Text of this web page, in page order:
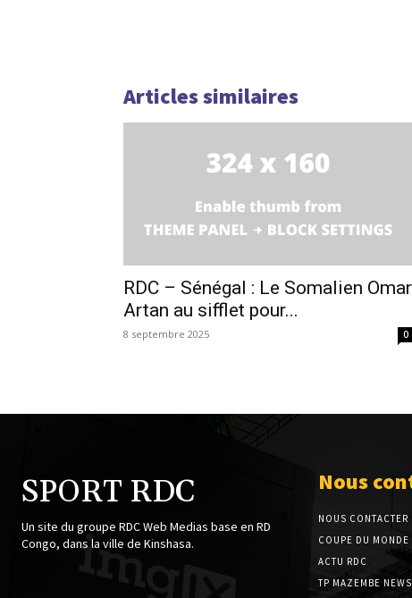
Articles similaires
RDC – Sénégal : Le Somalien Omar
Artan au sifflet pour...
8 septembre 2025 0
SPORT RDC
Un site du groupe RDC Web Medias base en RD
Congo, dans la ville de Kinshasa.
Nous
NOUS CONTACTER
COUPE DU MONDE
ACTU RDC
TP MAZEMBE NEWS